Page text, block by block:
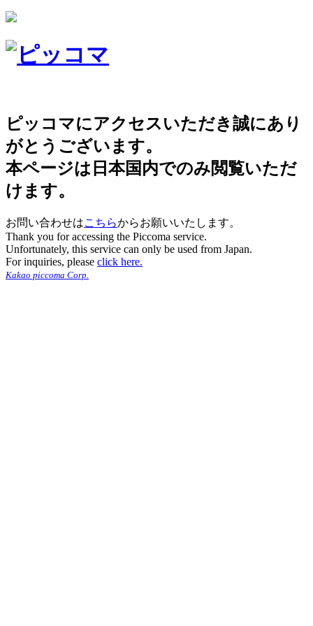
ピッコマにアクセスいただき誠にあり
がとうございます。
本ページは日本国内でのみ閲覧いただ
けます。
お問い合わせはこちらからお願いいたします。
Thank you for accessing the Piccoma service.
Unfortunately, this service can only be used from Japan.
For inquiries, please click here.
Kakao piccoma Corp.